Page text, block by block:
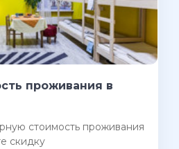
проживания в
стоимость проживания
скидку